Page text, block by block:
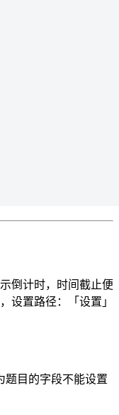
倒计时，时间截止便
设置路径：「设置」
题目的字段不能设置